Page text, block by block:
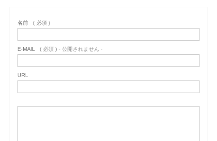
名前 ( 必須 )
E-MAIL ( 必須 ) - 公開されません -
URL